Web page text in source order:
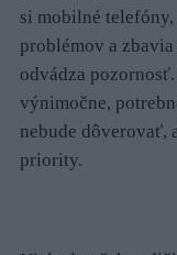
si mobilné
problémov a
odvádza
výnimočne,
nebude dôverovať,
priority.